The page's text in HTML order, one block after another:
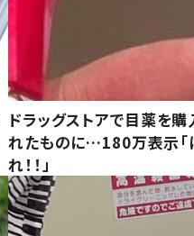
ドラッグストアで目薬を
れたものに…180万表示「ほ
れ！！」